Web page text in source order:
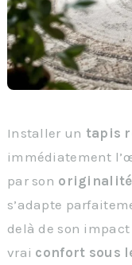
Installer un tapis
immédiatement
par son originalité
s’adapte
delà de son impact
vrai confort sous